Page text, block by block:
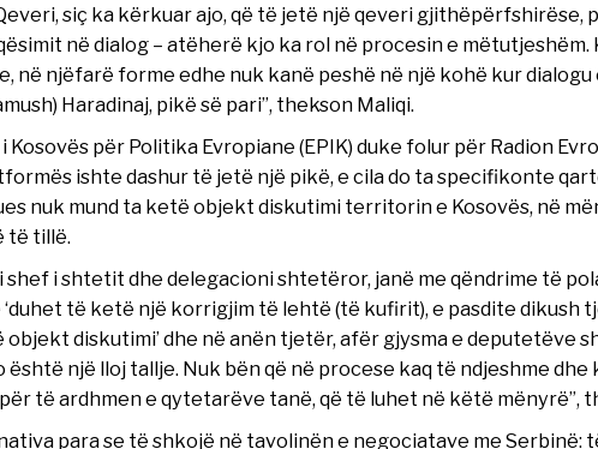
siç ka kërkuar ajo, që të jetë një qeveri gjithëpërfshirëse,
në dialog – atëherë kjo ka rol në procesin e mëtutjeshëm.
në njëfarë forme edhe nuk kanë peshë në një kohë kur dialogu
Haradinaj, pikë së pari”, thekson Maliqi.
për Politika Evropiane (EPIK) duke folur për Radion
ishte dashur të jetë një pikë, e cila do ta specifikonte
nuk mund ta ketë objekt diskutimi territorin e Kosovës, në
të tillë.
shef i shtetit dhe delegacioni shtetëror, janë me qëndrime të
të ketë një korrigjim të lehtë (të kufirit), e pasdite dikush
diskutimi’ dhe në anën tjetër, afër gjysma e deputetëve
është një lloj tallje. Nuk bën që në procese kaq të ndjeshme dhe
të ardhmen e qytetarëve tanë, që të luhet në këtë mënyrë”,
para se të shkojë në tavolinën e negociatave me Serbinë: